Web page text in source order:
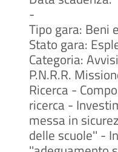
-
Tipo gara: Beni
Stato gara:
Categoria:
P.N.R.R.
Ricerca -
ricerca -
messa in
delle scuole'' -